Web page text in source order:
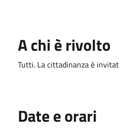
A chi è rivolto
Tutti. La cittadinanza è
Date e orari